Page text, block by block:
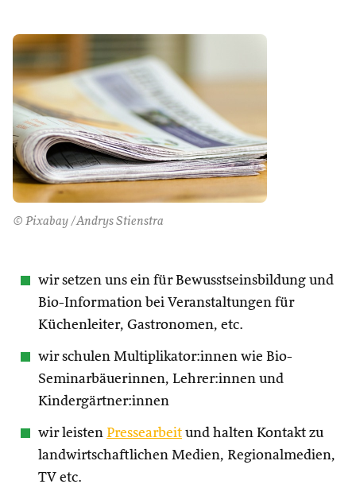
© Pixabay /Andrys Stienstra
wir setzen uns ein für Bewusstseinsbildung und
Bio-Information bei Veranstaltungen für
Küchenleiter, Gastronomen, etc.
wir schulen Multiplikator:innen wie Bio-
Seminarbäuerinnen, Lehrer:innen und
Kindergärtner:innen
wir leisten Pressearbeit und halten Kontakt zu
landwirtschaftlichen Medien, Regionalmedien,
TV etc.